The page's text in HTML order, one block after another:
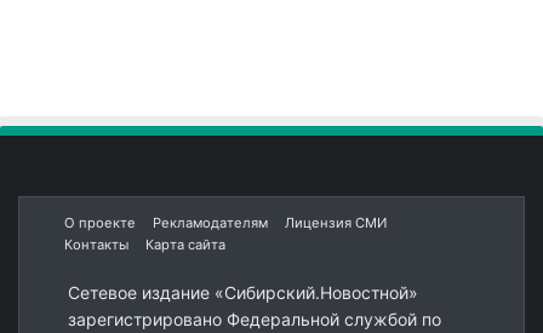
О проекте Рекламодателям
Лицензия СМИ
Контакты
Карта сайта
Сетевое издание «Сибирский.Новостной»
зарегистрировано Федеральной службой по